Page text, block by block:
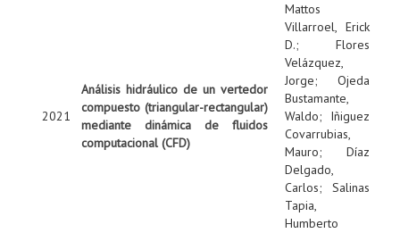
2021
Análisis hidráulico de un vertedor
compuesto (triangular-rectangular)
mediante dinámica de fluidos
computacional (CFD)
Mattos
Villarroel, Erick
D.; Flores
Velázquez,
Jorge; Ojeda
Bustamante,
Waldo; Iñiguez
Covarrubias,
Mauro; Díaz
Delgado,
Carlos; Salinas
Tapia,
Humberto